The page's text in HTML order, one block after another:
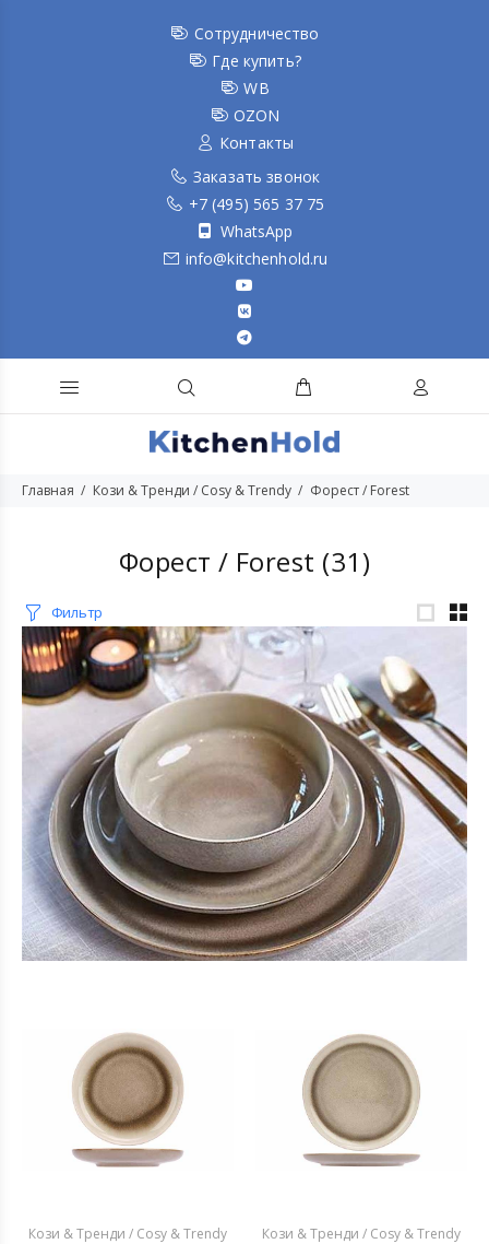
Сотрудничество
Где купить?
WB
OZON
Контакты
Заказать звонок
+7 (495) 565 37 75
WhatsApp
info@kitchenhold.ru
Главная Кози & Тренди / Cosy & Trendy Форест / Forest
Форест / Forest (31)
Фильтр
Кози & Тренди / Cosy & Trendy Кози & Тренди / Cosy & Trendy